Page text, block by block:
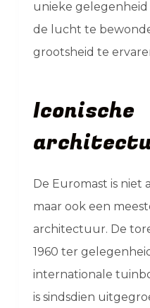
unieke
de lucht te
grootsheid te
Iconische
De Euromast is
maar ook een
architectuur. De
1960 ter
internationale
is sindsdien